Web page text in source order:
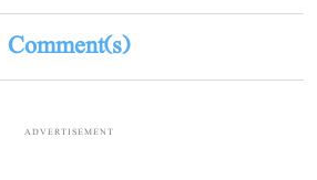
Comment(s)
ADVERTISEMENT